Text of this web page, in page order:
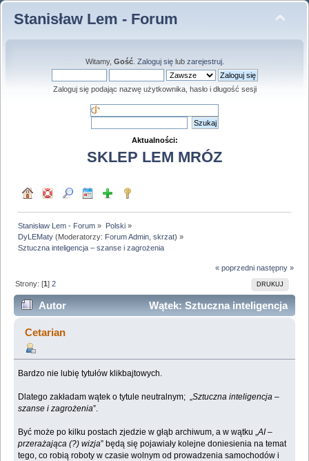
Stanisław Lem - Forum
Witamy, Gość. Zaloguj sięlub zarejestruj.
Zaloguj się podając nazwę użytkownika, hasło i długość sesji
Aktualności:
SKLEP LEM MRÓZ
Stanisław Lem - Forum » Polski»
DyLEMaty (Moderatorzy: Forum Admin ,skrzat) »
Sztuczna inteligencja – szanse i zagrożenia
« poprzedni następny »
DRUKUJ
Strony: [1]2
Autor
Wątek: Sztuczna inteligencja
– szanse i zagrożenia (Przeczytany 24476 razy)
Cetarian
Bardzo nie lubię tytułów klikbajtowych.
Dlatego zakładam wątek o tytule neutralnym; „Sztuczna inteligencja –
szanse i zagrożenia”.
Być może po kilku postach zjedzie w głąb archiwum, a w wątku „AI –
przerażająca (?) wizja” będą się pojawiały kolejne doniesienia na temat
tego, co robią roboty w czasie wolnym od prowadzenia samochodów i